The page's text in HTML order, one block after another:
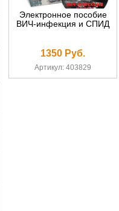
Электронное пособие
ВИЧ-инфекция и СПИД
1350 Руб.
Артикул: 403829